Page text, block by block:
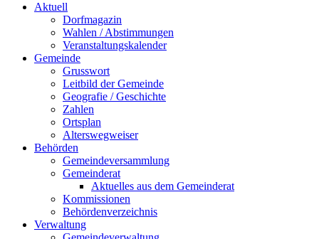
Aktuell
Dorfmagazin
Wahlen / Abstimmungen
Veranstaltungskalender
Gemeinde
Grusswort
Leitbild der Gemeinde
Geografie / Geschichte
Zahlen
Ortsplan
Alterswegweiser
Behörden
Gemeindeversammlung
Gemeinderat
Aktuelles aus dem Gemeinderat
Kommissionen
Behördenverzeichnis
Verwaltung